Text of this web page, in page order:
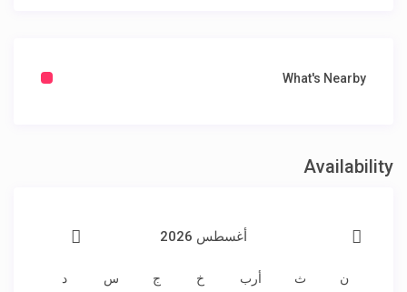
What's Nearby
Availability
أغسطس 2026
ن ث أرب خ ج س د